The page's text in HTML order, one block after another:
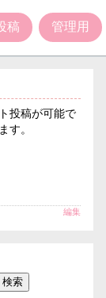
稿 管理用
投稿が可能で
す。
編集